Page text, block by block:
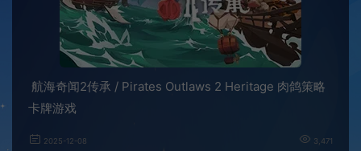
航海奇闻2传承 / Pirates Outlaws 2 Heritage 肉鸽策略
卡牌游戏
2025-12-08 3,471